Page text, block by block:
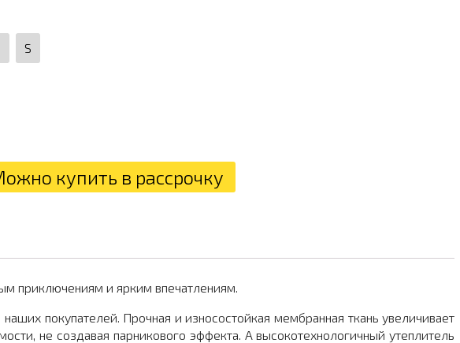
S
купить в рассрочку
приключениям и ярким впечатлениям.
покупателей. Прочная и износостойкая мембранная ткань увеличивает
не создавая парникового эффекта. А высокотехнологичный утеплитель